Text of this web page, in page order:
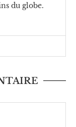
du globe.